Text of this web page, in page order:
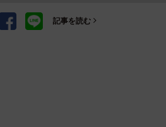
記事を読む